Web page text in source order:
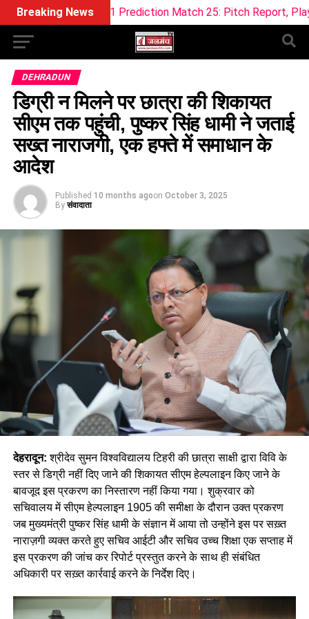
Breaking News
Prediction Match 25: Pitch Report, Playing 11 &
DEHRADUN
डिग्री न मिलने पर छात्रा की शिकायत
सीएम तक पहुंची, पुष्कर सिंह धामी ने जताई
सख्त नाराजगी, एक हफ्ते में समाधान के
आदेश
Published 10 months agoon October 3, 2025
By संवादाता
देहरादून: श्रीदेव सुमन विश्वविद्यालय टिहरी की छात्रा साक्षी द्वारा विवि के
स्तर से डिग्री नहीं दिए जाने की शिकायत सीएम हेल्पलाइन किए जाने के
बावजूद इस प्रकरण का निस्तारण नहीं किया गया। शुक्रवार को
सचिवालय में सीएम हेल्पलाइन 1905 की समीक्षा के दौरान उक्त प्रकरण
जब मुख्यमंत्री पुष्कर सिंह धामी के संज्ञान में आया तो उन्होंने इस पर सख़्त
नाराज़गी व्यक्त करते हुए सचिव आईटी और सचिव उच्च शिक्षा एक सप्ताह में
इस प्रकरण की जांच कर रिपोर्ट प्रस्तुत करने के साथ ही संबंधित
अधिकारी पर सख़्त कार्रवाई करने के निर्देश दिए।